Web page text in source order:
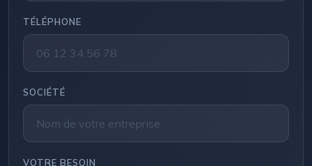
TÉLÉPHONE
SOCIÉTÉ
VOTRE BESOIN